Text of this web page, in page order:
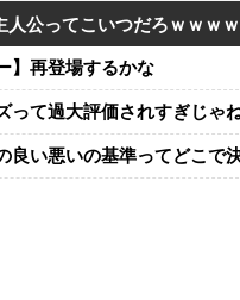
人公ってこいつだろｗｗｗ
】再登場するかな
って過大評価されすぎじゃ
良い悪いの基準ってどこで